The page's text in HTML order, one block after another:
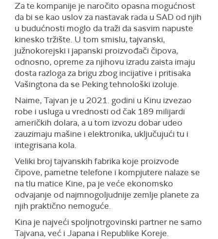
Za te kompanije je naročito opasna mogućnost
da bi se kao uslov za nastavak rada u SAD od njih
u budućnosti moglo da traži da sasvim napuste
kinesko tržište. U tom smislu, tajvanski,
južnokorejski i japanski proizvođači čipova,
odnosno, opreme za njihovu izradu zaista imaju
dosta razloga za brigu zbog incijative i pritisaka
Vašingtona da se Peking tehnološki izoluje.
Naime, Tajvan je u 2021. godini u Kinu izvezao
robe i usluga u vrednosti od čak 189 milijardi
američkih dolara, a u tom izvozu dobar udeo
zauzimaju mašine i elektronika, uključujući tu i
integrisana kola.
Veliki broj tajvanskih fabrika koje proizvode
čipove, pametne telefone i kompjutere nalaze se
na tlu matice Kine, pa je veće ekonomsko
odvajanje od najmnogoljudnije zemlje planete za
njih praktično nemoguće.
Kina je najveći spoljnotrgovinski partner ne samo
Tajvana, već i Japana i Republike Koreje.